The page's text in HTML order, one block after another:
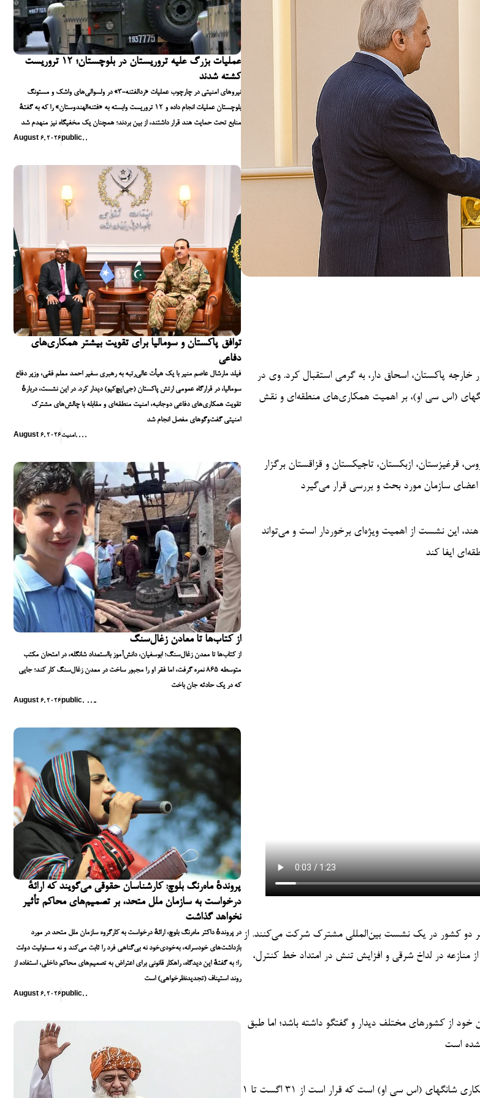
عملیات بزرگ علیه تروریستان در بلوچستان؛ ۱۲ تروریست
کشته شدند
نیروهای امنیتی در چارچوب عملیات «ردالفتنه-۳» در ولسوالی‌های واشک و مستونگ
بلوچستان عملیات انجام داده و ۱۲ تروریست وابسته به «فتنه‌الهندوستان» را که به گفتهٔ
منابع تحت حمایت هند قرار داشتند، از بین بردند؛ همچنان یک مخفیگاه نیز منهدم شد
August 6, 2026 public, ,
توافق پاکستان و سومالیا برای تقویت بیشتر همکاری‌های
دفاعی
فیلد مارشال عاصم منیر با یک هیأت عالی‌رتبه به رهبری سفیر احمد معلم فقی، وزیر دفاع
سومالیا، در قرارگاه عمومی ارتش پاکستان (جی‌ایچ‌کیو) دیدار کرد. در این نشست، دربارهٔ
تقویت همکاری‌های دفاعی دوجانبه، امنیت منطقه‌ای و مقابله با چالش‌های مشترک
امنیتی گفت‌وگوهای مفصل انجام شد
August 6, 2026امنیت, , , ,
از کتاب‌ها تا معادن زغال‌سنگ
از کتاب‌ها تا معدن زغال‌سنگ؛ ابوسفیان، دانش‌آموز بااستعداد شانگله، در امتحان مکتب
متوسطه ۸۶۵ نمره گرفت، اما فقر او را مجبور ساخت در معدن زغال‌سنگ کار کند؛ جایی
که در یک حادثه جان باخت
August 6, 2026 public, ,,,,
پروندهٔ ماه‌رنگ بلوچ: کارشناسان حقوقی می‌گویند که ارائهٔ
درخواست به سازمان ملل متحد، بر تصمیم‌های محاکم تأثیر
نخواهد گذاشت
در پروندهٔ داکتر ماه‌رنگ بلوچ، ارائهٔ درخواست به کارگروه سازمان ملل متحد در مورد
بازداشت‌های خودسرانه، به‌خودی‌خود نه بی‌گناهی فرد را ثابت می‌کند و نه مسئولیت دولت
را؛ به گفتهٔ این دیدگاه، راهکار قانونی برای اعتراض به تصمیم‌های محاکم داخلی، استفاده از
روند استیناف (تجدیدنظرخواهی) است
August 6, 2026 public, ,
پاکستان، اسحاق دار، به گرمی استقبال کرد. وی در
(اس سی او)، بر اهمیت همکاری‌های منطقه‌ای و نقش
قرغیزستان، ازبکستان، تاجیکستان و قزاقستان برگزار
این نشست از اهمیت ویژه‌ای برخوردار است و می‌تواند
ایفا کند
دو کشور در یک نشست بین‌المللی مشترک شرکت می‌کنند. از
در لداخ شرقی و افزایش تنش در امتداد خط کنترل،
خود از کشورهای مختلف دیدار و گفتگو داشته باشد؛ اما طبق
است
یکی از موضوعات اصلی این اجلاس، بررسی آمادگی‌ها برای نشست آینده سران سازمان همکاری شانگهای (اس سی او) است که قرار است از ۳۱ اگست تا ۱